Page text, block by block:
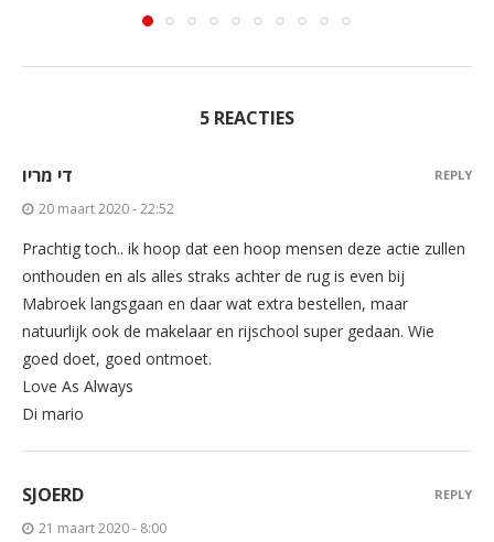
5 REACTIES
די מריו
20 maart 2020 - 22:52
Prachtig toch.. ik hoop dat een hoop mensen deze actie zullen
onthouden en als alles straks achter de rug is even bij
Mabroek langsgaan en daar wat extra bestellen, maar
natuurlijk ook de makelaar en rijschool super gedaan. Wie
goed doet, goed ontmoet.
Love As Always
Di mario
REPLY
SJOERD
21 maart 2020 - 8:00
REPLY